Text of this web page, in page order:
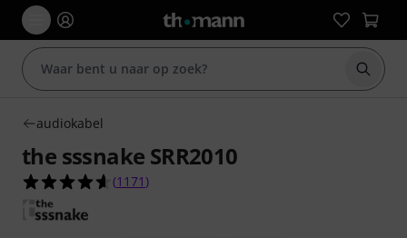
Zoek
audiokabel
the sssnake SRR2010
4.6 van de 5 sterren van 1171
(1171 )